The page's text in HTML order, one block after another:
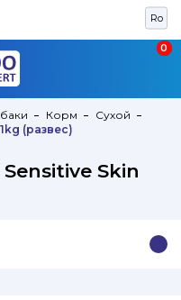
Ro
0
0
Корм
Сухой
(развеc)
Skin